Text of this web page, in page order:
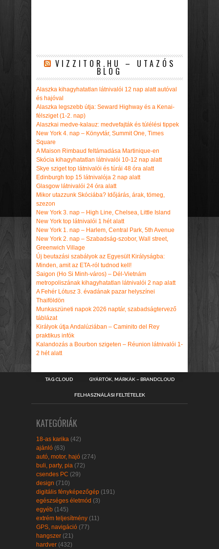
VIZZITOR.HU – UTAZÓS
BLOG
Alaszka kihagyhatatlan látnivalói 12 nap alatt autóval
és hajóval
Alaszka legszebb útja: Seward Highway és a Kenai-
félsziget (1-2. nap)
Alaszkai medve-kalauz: medvefajták és túlélési tippek
New York 4. nap – Könyvtár, Summit One, Times
Square
A Maison Rimbaud feltámadása Martinique-en
Skócia kihagyhatatlan látnivalói 10-12 nap alatt
Skye sziget top látnivalói és túrái 48 óra alatt
Edinburgh top 15 látnivalója 2 nap alatt
Glasgow látnivalói 24 óra alatt
Mikor utazzunk Skóciába? Időjárás, árak, tömeg,
szezon
New York 3. nap – High Line, Chelsea, Little Island
New York top látnivalói 1 hét alatt
New York 1. nap – Harlem, Central Park, 5th Avenue
New York 2. nap – Szabadság-szobor, Wall street,
Greenwich Village
Új beutazási szabályok az Egyesült Királyságba:
Minden, amit az ETA-ról tudnod kell!
Saigon (Ho Si Minh-város) – Dél-Vietnám
metropoliszának kihagyhatatlan látnivalói 2 nap alatt
A Fehér Lótusz 3. évadának pazar helyszínei
Thaiföldön
Munkaszüneti napok 2026 naptár, szabadságtervező
táblázat
Királyok útja Andalúziában – Caminito del Rey
praktikus infók
Kalandozás a Bourbon szigeten – Réunion látnivalói 1-
2 hét alatt
TAG CLOUD GYÁRTÓK, MÁRKÁK – BRANDCLOUD
FELHASZNÁLÁSI FELTÉTELEK
KATEGÓRIÁK
18-as karika (42)
ajánló (63)
autó, motor, hajó (274)
buli, party, pia (72)
csendes PC (29)
design (710)
digitális fényképezőgép (191)
egészséges életmód (3)
egyéb (145)
extrém teljesítmény (11)
GPS, navigáció (77)
hangszer (21)
hardver (432)